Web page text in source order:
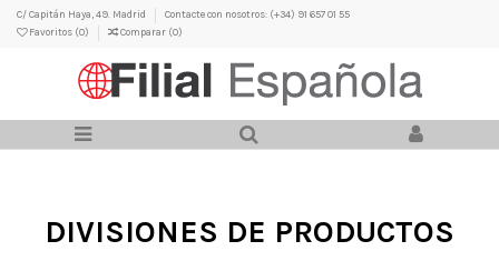
C/ Capitán Haya, 49. Madrid
Contacte con nosotros: (+34) 91 657 01 55
Favoritos (0) Comparar (0)
DIVISIONES DE PRODUCTOS